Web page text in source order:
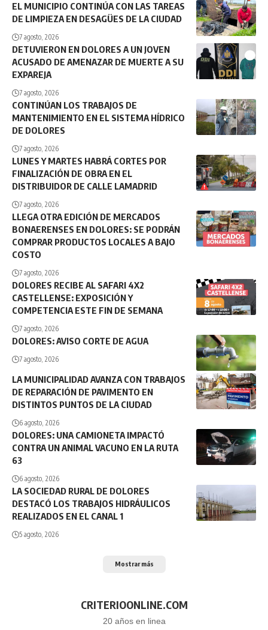
EL MUNICIPIO CONTINÚA CON LAS TAREAS
DE LIMPIEZA EN DESAGÜES DE LA CIUDAD
7 agosto, 2026
DETUVIERON EN DOLORES A UN JOVEN
ACUSADO DE AMENAZAR DE MUERTE A SU
EXPAREJA
7 agosto, 2026
CONTINÚAN LOS TRABAJOS DE
MANTENIMIENTO EN EL SISTEMA HÍDRICO
DE DOLORES
7 agosto, 2026
LUNES Y MARTES HABRÁ CORTES POR
FINALIZACIÓN DE OBRA EN EL
DISTRIBUIDOR DE CALLE LAMADRID
7 agosto, 2026
LLEGA OTRA EDICIÓN DE MERCADOS
BONAERENSES EN DOLORES: SE PODRÁN
COMPRAR PRODUCTOS LOCALES A BAJO
COSTO
7 agosto, 2026
DOLORES RECIBE AL SAFARI 4X2
CASTELLENSE: EXPOSICIÓN Y
COMPETENCIA ESTE FIN DE SEMANA
7 agosto, 2026
DOLORES: AVISO CORTE DE AGUA
7 agosto, 2026
LA MUNICIPALIDAD AVANZA CON TRABAJOS
DE REPARACIÓN DE PAVIMENTO EN
DISTINTOS PUNTOS DE LA CIUDAD
6 agosto, 2026
DOLORES: UNA CAMIONETA IMPACTÓ
CONTRA UN ANIMAL VACUNO EN LA RUTA
63
6 agosto, 2026
LA SOCIEDAD RURAL DE DOLORES
DESTACÓ LOS TRABAJOS HIDRÁULICOS
REALIZADOS EN EL CANAL 1
5 agosto, 2026
Mostrar más
CRITERIOONLINE.COM
20 años en linea